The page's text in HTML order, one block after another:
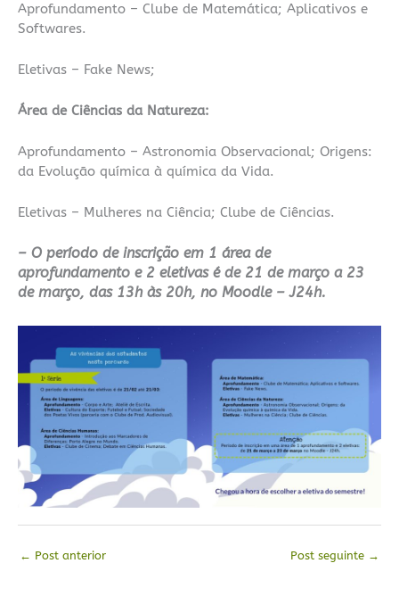
Aprofundamento – Clube de Matemática; Aplicativos e
Softwares.
Eletivas – Fake News;
Área de Ciências da Natureza:
Aprofundamento – Astronomia Observacional; Origens:
da Evolução química à química da Vida.
Eletivas – Mulheres na Ciência; Clube de Ciências.
– O período de inscrição em 1 área de
aprofundamento e 2 eletivas é de 21 de março a 23
de março, das 13h às 20h, no Moodle – J24h.
← Post anterior Post seguinte →